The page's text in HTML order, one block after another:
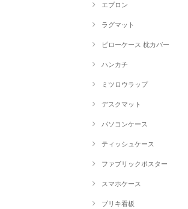
エプロン
ラグマット
ピローケース 枕カバー
ハンカチ
ミツロウラップ
デスクマット
パソコンケース
ティッシュケース
ファブリックポスター
スマホケース
ブリキ看板